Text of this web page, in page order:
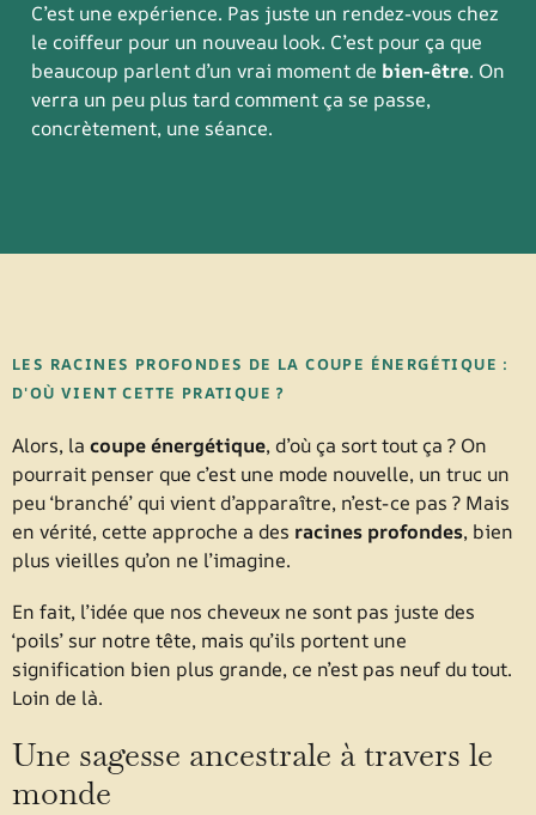
C’est une expérience. Pas juste un rendez-vous chez
le coiffeur pour un nouveau look. C’est pour ça que
beaucoup parlent d’un vrai moment de bien-être. On
verra un peu plus tard comment ça se passe,
concrètement, une séance.
LES RACINES PROFONDES DE LA COUPE ÉNERGÉTIQUE :
D'OÙ VIENT CETTE PRATIQUE ?
Alors, la coupe énergétique, d’où ça sort tout ça ? On
pourrait penser que c’est une mode nouvelle, un truc un
peu ‘branché’ qui vient d’apparaître, n’est-ce pas ? Mais
en vérité, cette approche a des racines profondes, bien
plus vieilles qu’on ne l’imagine.
En fait, l’idée que nos cheveux ne sont pas juste des
‘poils’ sur notre tête, mais qu’ils portent une
signification bien plus grande, ce n’est pas neuf du tout.
Loin de là.
Une sagesse ancestrale à travers le
monde